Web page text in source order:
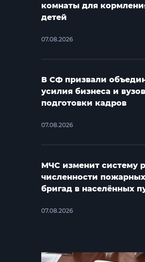
комнаты для
детей
07.08.2026
В СФ призвали
усилия бизнеса и
подготовки кадров
07.08.2026
МЧС изменит систему
численности пожарных
бригад в населённых
07.08.2026